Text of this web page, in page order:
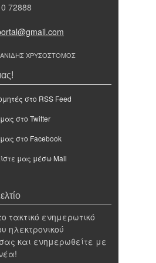
72888
ΧΡΥΣΟΣΤΟΜΟΣ
στο RSS Feed
στο Twitter
στο Facebook
μας μέσω Mail
τακτικό ενημερωτικό
ηλεκτρονικού
και ενημερωθείτε με